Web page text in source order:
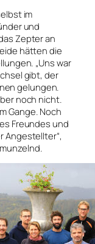
im
und
Zepter an
hätten die
„Uns war
gibt, der
gelungen.
noch nicht.
Gange. Noch
Freundes und
Angestellter“,